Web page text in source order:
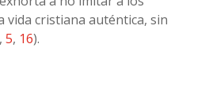
vida cristiana auténtica, sin
,5, 16).